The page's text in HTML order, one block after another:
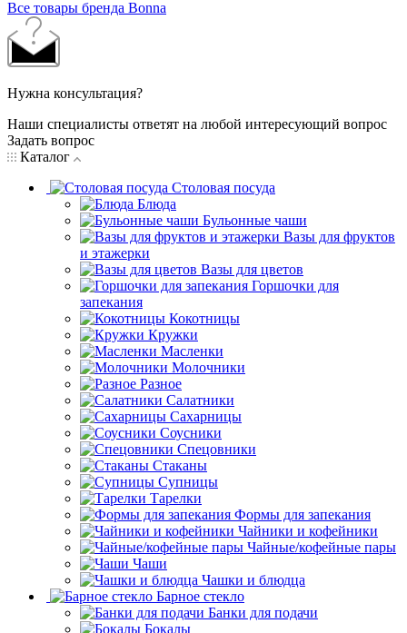
Все товары бренда Bonna
Нужна консультация?
Наши специалисты ответят на любой интересующий вопрос
Задать вопрос
Каталог
Столовая посуда
Блюда
Бульонные чаши
Вазы для фруктов
и этажерки
Вазы для цветов
Горшочки для
запекания
Кокотницы
Кружки
Масленки
Молочники
Разное
Салатники
Сахарницы
Соусники
Спецовники
Стаканы
Супницы
Тарелки
Формы для запекания
Чайники и кофейники
Чайные/кофейные пары
Чаши
Чашки и блюдца
Барное стекло
Банки для подачи
Бокалы